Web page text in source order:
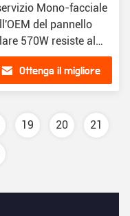
Mono-facciale
del pannello
570W resiste al
di vento di PA
Ottenga il migliore
19 20 21